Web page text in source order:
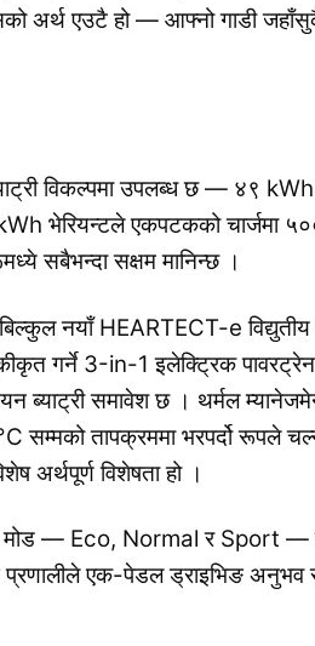
अर्थ एउटै हो — आफ्नो गाडी
विकल्पमा उपलब्ध छ — ४९
भेरियन्टले एकपटकको चार्जमा
सबैभन्दा सक्षम मानिन्छ ।
नयाँ HEARTECT-e विद्युतीय
गर्ने 3-in-1 इलेक्ट्रिक
समावेश छ । थर्मल
सम्मको तापक्रममा भरपर्दो रूपले
अर्थपूर्ण विशेषता हो ।
मोड — Eco, Normal र Sport —
प्रणालीले एक-पेडल ड्राइभिङ